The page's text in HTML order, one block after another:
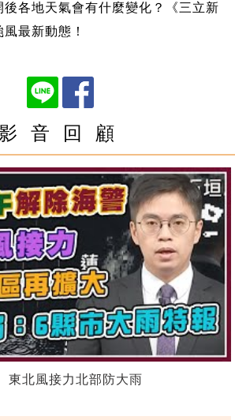
後各地天氣會有什麼變化？《三立新
最新動態！
音 回 顧
北風接力北部防大雨